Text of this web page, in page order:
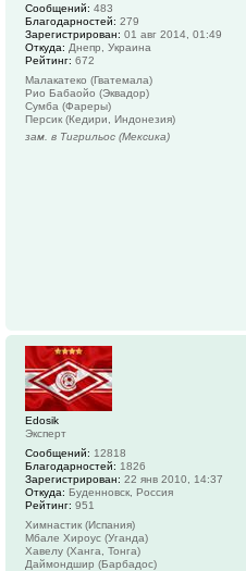
Сообщений: 483
Благодарностей: 279
Зарегистрирован: 01 авг 2014, 01:49
Откуда: Днепр, Украина
Рейтинг: 672
Малакатеко (Гватемала)
Рио Бабаойо (Эквадор)
Сумба (Фареры)
Персик (Кедири, Индонезия)
зам. в Тигрильос (Мексика)
Edosik
Эксперт
Сообщений: 12818
Благодарностей: 1826
Зарегистрирован: 22 янв 2010, 14:37
Откуда: Буденновск, Россия
Рейтинг: 951
Химнастик (Испания)
Мбале Хироус (Уганда)
Хавелу (Ханга, Тонга)
Даймондшир (Барбадос)